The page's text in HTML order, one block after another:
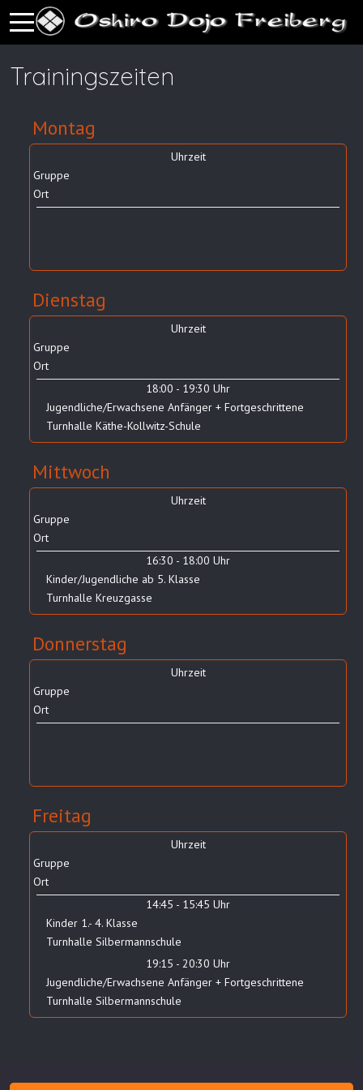
Mobile Menu Toggle
Trainingszeiten
Montag
Uhrzeit
Gruppe
Ort
Dienstag
Uhrzeit
Gruppe
Ort
18:00 - 19:30 Uhr
Jugendliche/Erwachsene Anfänger + Fortgeschrittene
Turnhalle Käthe-Kollwitz-Schule
Mittwoch
Uhrzeit
Gruppe
Ort
16:30 - 18:00 Uhr
Kinder/Jugendliche ab 5. Klasse
Turnhalle Kreuzgasse
Donnerstag
Uhrzeit
Gruppe
Ort
Freitag
Uhrzeit
Gruppe
Ort
14:45 - 15:45 Uhr
Kinder 1.- 4. Klasse
Turnhalle Silbermannschule
19:15 - 20:30 Uhr
Jugendliche/Erwachsene Anfänger + Fortgeschrittene
Turnhalle Silbermannschule